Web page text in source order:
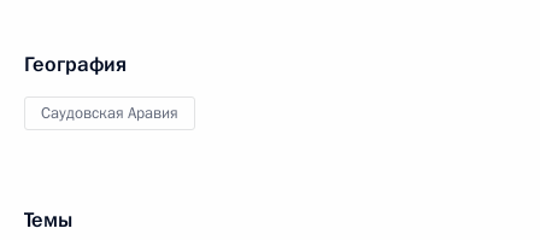
География
Саудовская Аравия
Темы